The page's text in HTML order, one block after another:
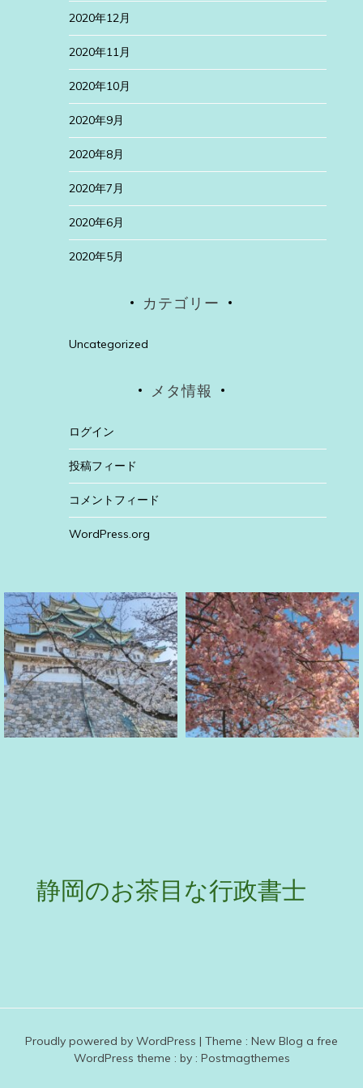
2020年12月
2020年11月
2020年10月
2020年9月
2020年8月
2020年7月
2020年6月
2020年5月
カテゴリー
Uncategorized
メタ情報
ログイン
投稿フィード
コメントフィード
WordPress.org
静岡のお茶目な行政書士
Proudly powered by WordPress | Theme : New Blog a free
WordPress theme : by : Postmagthemes